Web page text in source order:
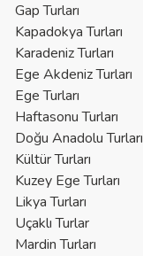
Gap Turları
Kapadokya Turları
Karadeniz Turları
Ege Akdeniz Turları
Ege Turları
Haftasonu Turları
Doğu Anadolu Turları
Kültür Turları
Kuzey Ege Turları
Likya Turları
Uçaklı Turlar
Mardin Turları